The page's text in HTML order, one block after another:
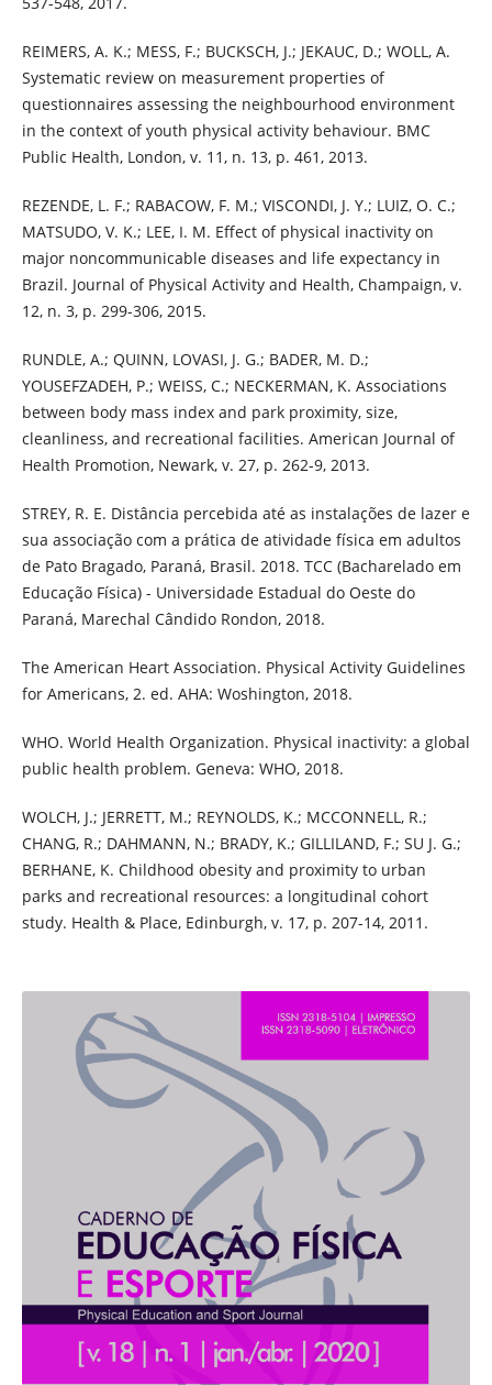
REIMERS, A. K.; MESS, F.; BUCKSCH, J.; JEKAUC, D.; WOLL, A.
Systematic review on measurement properties of
questionnaires assessing the neighbourhood environment
in the context of youth physical activity behaviour. BMC
Public Health, London, v. 11, n. 13, p. 461, 2013.
REZENDE, L. F.; RABACOW, F. M.; VISCONDI, J. Y.; LUIZ, O. C.;
MATSUDO, V. K.; LEE, I. M. Effect of physical inactivity on
major noncommunicable diseases and life expectancy in
Brazil. Journal of Physical Activity and Health, Champaign, v.
12, n. 3, p. 299-306, 2015.
RUNDLE, A.; QUINN, LOVASI, J. G.; BADER, M. D.;
YOUSEFZADEH, P.; WEISS, C.; NECKERMAN, K. Associations
between body mass index and park proximity, size,
cleanliness, and recreational facilities. American Journal of
Health Promotion, Newark, v. 27, p. 262-9, 2013.
STREY, R. E. Distância percebida até as instalações de lazer e
sua associação com a prática de atividade física em adultos
de Pato Bragado, Paraná, Brasil. 2018. TCC (Bacharelado em
Educação Física) - Universidade Estadual do Oeste do
Paraná, Marechal Cândido Rondon, 2018.
The American Heart Association. Physical Activity Guidelines
for Americans, 2. ed. AHA: Woshington, 2018.
WHO. World Health Organization. Physical inactivity: a global
public health problem. Geneva: WHO, 2018.
WOLCH, J.; JERRETT, M.; REYNOLDS, K.; MCCONNELL, R.;
CHANG, R.; DAHMANN, N.; BRADY, K.; GILLILAND, F.; SU J. G.;
BERHANE, K. Childhood obesity and proximity to urban
parks and recreational resources: a longitudinal cohort
study. Health & Place, Edinburgh, v. 17, p. 207-14, 2011.